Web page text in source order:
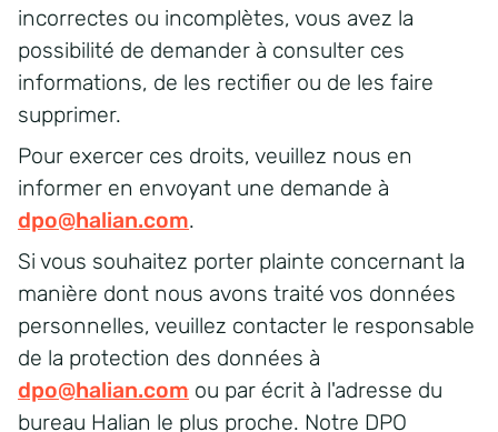
incorrectes ou incomplètes, vous avez la
possibilité de demander à consulter ces
informations, de les rectifier ou de les faire
supprimer.
Pour exercer ces droits, veuillez nous en
informer en envoyant une demande à
dpo@halian.com.
Si vous souhaitez porter plainte concernant la
manière dont nous avons traité vos données
personnelles, veuillez contacter le responsable
de la protection des données à
dpo@halian.com ou par écrit à l'adresse du
bureau Halian le plus proche. Notre DPO